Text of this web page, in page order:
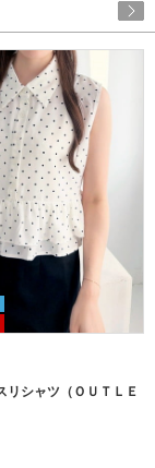
リシャツ（ＯＵＴＬＥ